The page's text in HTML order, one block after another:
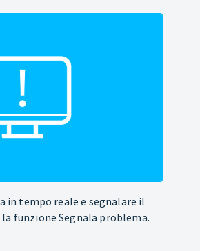
in tempo reale e segnalare il
funzione Segnala problema.